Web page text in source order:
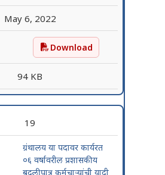
May 6, 2022
दंत आरोग्यक या पदावर
Download
94 KB
19
ग्रंथालय या पदावर कार्यरत
०६ वर्षावरील प्रशासकीय
बदलीपात्र कर्मचाऱ्यांची यादी